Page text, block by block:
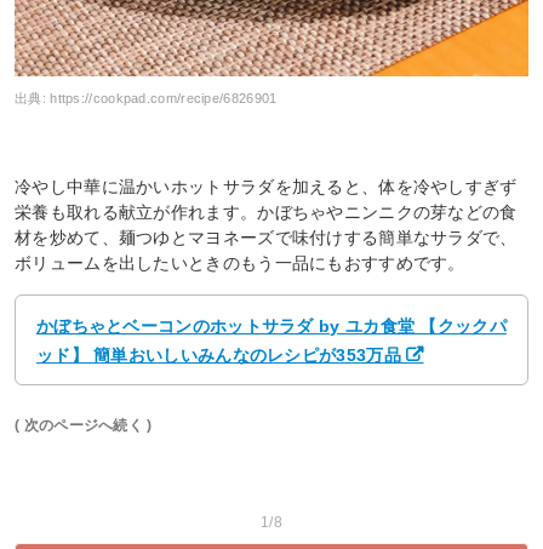
出典:https://cookpad.com/recipe/6826901
冷やし中華に温かいホットサラダを加えると、体を冷やしすぎず
栄養も取れる献立が作れます。かぼちゃやニンニクの芽などの食
材を炒めて、麺つゆとマヨネーズで味付けする簡単なサラダで、
ボリュームを出したいときのもう一品にもおすすめです。
かぼちゃとベーコンのホットサラダ by ユカ食堂 【クックパ
ッド】 簡単おいしいみんなのレシピが353万品
( 次のページへ続く )
1/8